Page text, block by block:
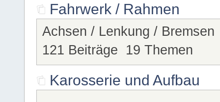
Fahrwerk / Rahmen
Achsen / Lenkung / Bremsen
121 Beiträge 19 Themen
Karosserie und Aufbau